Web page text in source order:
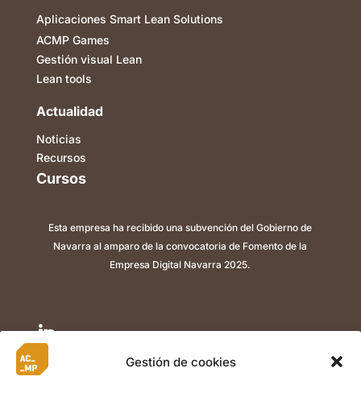
Gestión de cookies
Aplicaciones Smart Lean Solutions
ACMP Games
Gestión visual Lean
Lean tools
Actualidad
Noticias
Recursos
Cursos
Esta empresa ha recibido una subvención del Gobierno de
Navarra al amparo de la convocatoria de Fomento de la
Empresa Digital Navarra 2025.

